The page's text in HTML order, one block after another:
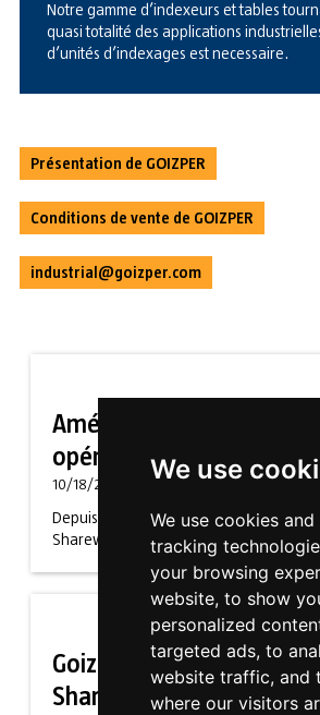
We use
We use cookies
tracking
your browsing
website, to show
personalized
targeted ads, to
website traffic, and
where our visitors
Notre gamme d’indexeurs et tables
quasi totalité des applications
d’unités d’indexages est necessaire.
Présentation de GOIZPER
Conditions de vente de GOIZPER
industrial@goizper.com
Améliorer l'ergonomie des
opérateurs avec
10/18/2021
Depuis novembre 2018 GOIZPER
Sharework pour améliorer l'ergonomie
Goizper 4.0 répond au
Sharework